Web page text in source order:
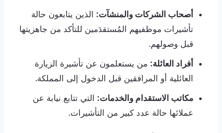
أصحاب الشركات والمنشآت: الذين يتابعون حالة
تأشيرات موظفيهم المُستقدَمين للتأكد من جاهزيتها
قبل وصولهم.
أفراد العائلة: من يستعلمون عن تأشيرة الزيارة
العائلية أو المرافقين قبل الدخول إلى المملكة.
مكاتب الاستقدام والخدمات: التي تتابع نيابة عن
عملائها حالة عدد كبير من التأشيرات.